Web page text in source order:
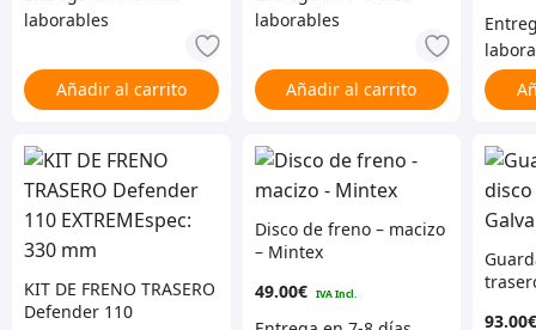
Añadir al carrito Añadir al carrito
KIT DE FRENO TRASERO
Defender 110
Disco de freno – macizo
– Mintex
49.00€
93.00